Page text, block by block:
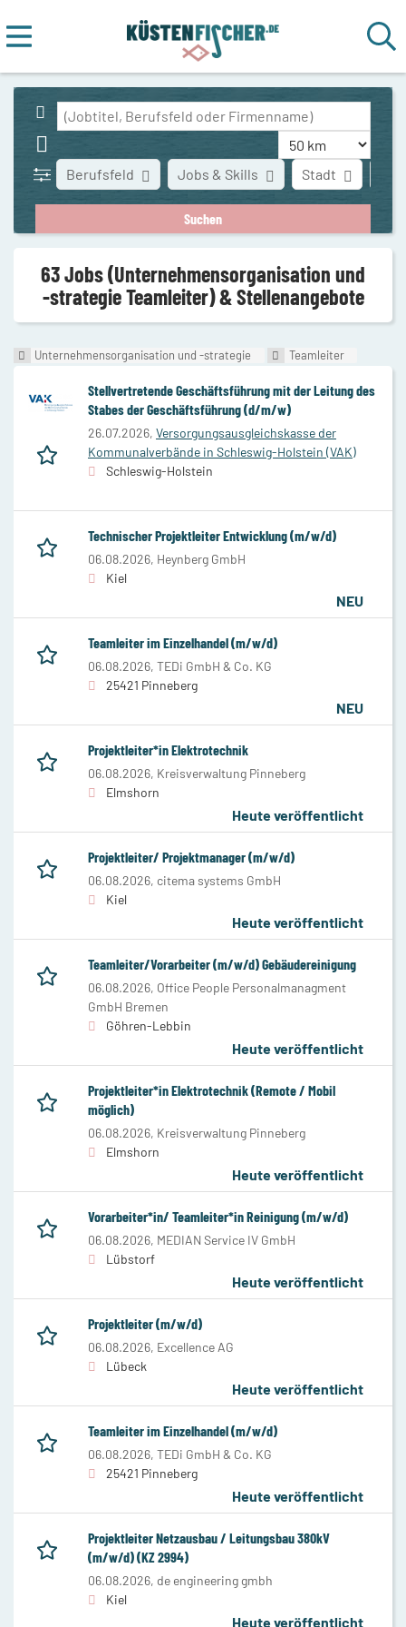
Stadt
Berufsfeld Jobs & Skills
63 Jobs (Unternehmensorganisation und
-strategie Teamleiter) & Stellenangebote
Unternehmensorganisation und -strategie Teamleiter
Stellvertretende Geschäftsführung mit der Leitung des
Stabes der Geschäftsführung (d/m/w)
26.07.2026, Versorgungsausgleichskasse der
Kommunalverbände in Schleswig-Holstein (VAK)
Schleswig-Holstein
Technischer Projektleiter Entwicklung (m/w/d)
06.08.2026, Heynberg GmbH
Kiel
NEU
Teamleiter im Einzelhandel (m/w/d)
06.08.2026, TEDi GmbH & Co. KG
25421 Pinneberg
NEU
Projektleiter*in Elektrotechnik
06.08.2026, Kreisverwaltung Pinneberg
Elmshorn
Heute veröffentlicht
Projektleiter/ Projektmanager (m/w/d)
06.08.2026, citema systems GmbH
Kiel
Heute veröffentlicht
Teamleiter/Vorarbeiter (m/w/d) Gebäudereinigung
06.08.2026, Office People Personalmanagment
GmbH Bremen
Göhren-Lebbin
Heute veröffentlicht
Projektleiter*in Elektrotechnik (Remote / Mobil
möglich)
06.08.2026, Kreisverwaltung Pinneberg
Elmshorn
Heute veröffentlicht
Vorarbeiter*in/ Teamleiter*in Reinigung (m/w/d)
06.08.2026, MEDIAN Service IV GmbH
Lübstorf
Heute veröffentlicht
Projektleiter (m/w/d)
06.08.2026, Excellence AG
Lübeck
Heute veröffentlicht
Teamleiter im Einzelhandel (m/w/d)
06.08.2026, TEDi GmbH & Co. KG
25421 Pinneberg
Heute veröffentlicht
Projektleiter Netzausbau / Leitungsbau 380kV
(m/w/d) (KZ 2994)
06.08.2026, de engineering gmbh
Kiel
Heute veröffentlicht